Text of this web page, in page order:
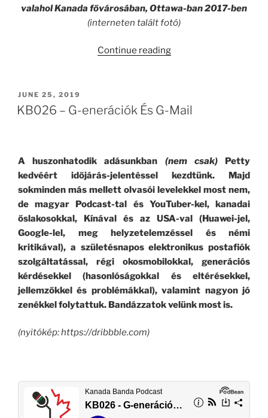
valahol Kanada fővárosában, Ottawa-ban 2017-ben
(interneten talált fotó)
Continue reading“Otthonokat
POSTED
ON
JUNE 25, 2019
KB026 – G-enerációk És G-Mail
A huszonhatodik adásunkban (nem csak)Petty
kedvéért időjárás-jelentéssel kezdtünk. Majd
sokminden más mellett olvasói levelekkel most nem,
de magyar Podcast-tal és YouTuber-kel, kanadai
őslakosokkal, Kínával és az USA-val (Huawei-jel,
Google-lel, meg helyzetelemzéssel és némi
kritikával), a születésnapos elektronikus postafiók
szolgáltatással, régi okosmobilokkal, generációs
kérdésekkel (hasonlóságokkal és eltérésekkel,
jellemzőkkel és problémákkal), valamint nagyon jó
zenékkelfolytattuk. Bandázzatok velünk most is.
(nyitókép: https://dribbble.com)